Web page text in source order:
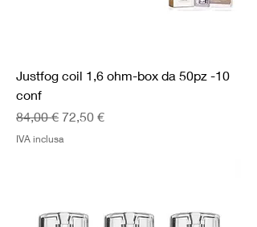
Justfog coil 1,6 ohm-box da 50pz -10
conf
Prezzo regolare
84,00 € Prezzo scontato
72,50 €
IVA inclusa